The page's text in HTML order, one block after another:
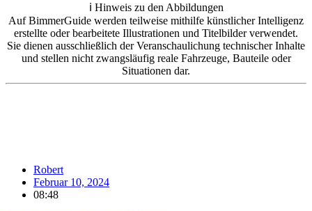
ℹ️ Hinweis zu den Abbildungen
Auf BimmerGuide werden teilweise mithilfe künstlicher Intelligenz
erstellte oder bearbeitete Illustrationen und Titelbilder verwendet.
Sie dienen ausschließlich der Veranschaulichung technischer Inhalte
und stellen nicht zwangsläufig reale Fahrzeuge, Bauteile oder
Situationen dar.
Robert
Februar 10, 2024
08:48